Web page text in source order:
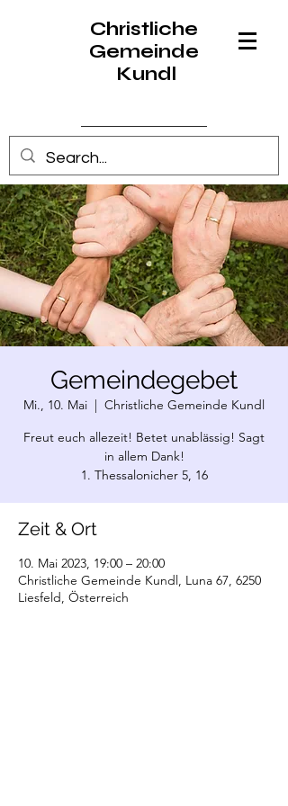
Christliche
Gemeinde
Kundl
Anmelden
Gemeindegebet
Mi., 10. Mai
  |
Christliche Gemeinde Kundl
Freut euch allezeit! Betet unablässig! Sagt
in allem Dank!
1. Thessalonicher 5, 16
Zeit & Ort
10. Mai 2023, 19:00 – 20:00
Christliche Gemeinde Kundl, Luna 67, 6250
Liesfeld, Österreich